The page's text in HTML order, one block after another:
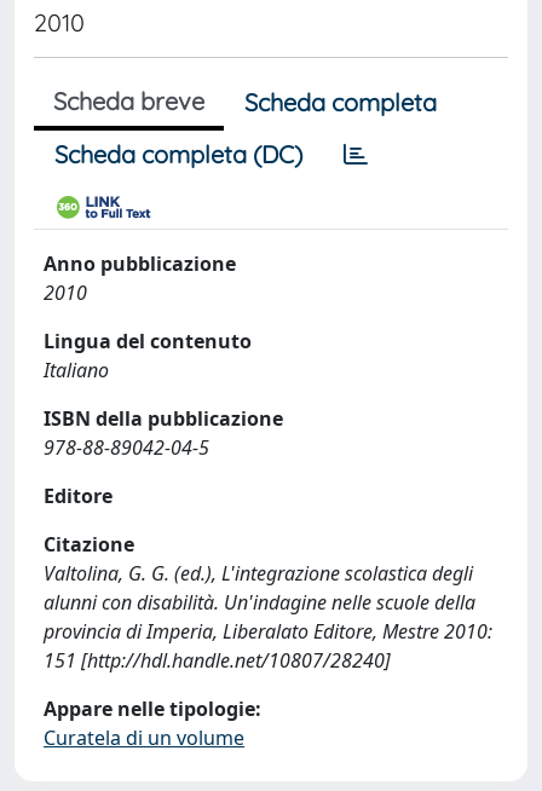
2010
Scheda breve
Scheda completa
Scheda completa (DC)
Anno pubblicazione
2010
Lingua del contenuto
Italiano
ISBN della pubblicazione
978-88-89042-04-5
Editore
Citazione
Valtolina, G. G. (ed.), L'integrazione scolastica degli
alunni con disabilità. Un'indagine nelle scuole della
provincia di Imperia, Liberalato Editore, Mestre 2010:
151 [http://hdl.handle.net/10807/28240]
Appare nelle tipologie:
Curatela di un volume